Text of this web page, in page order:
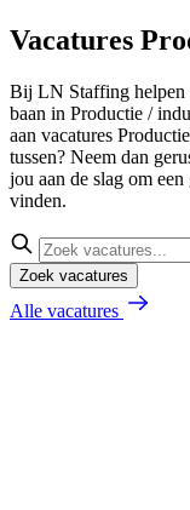
Vacatures
Bij LN Staffing helpen
baan in Productie /
aan vacatures
tussen? Neem dan
jou aan de slag om
vinden.
Zoek vacatures
Alle vacatures